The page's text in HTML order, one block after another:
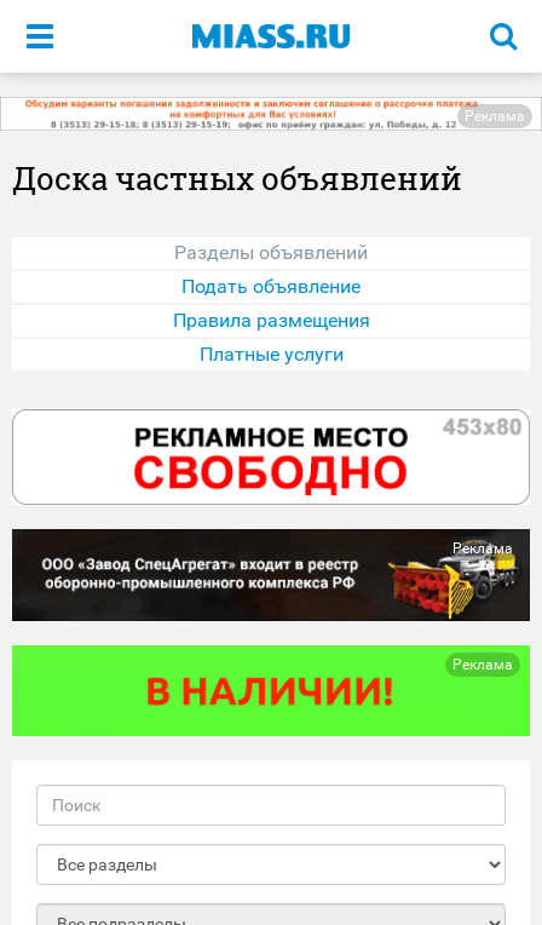
Меню
Реклама
Доска частных объявлений
Разделы объявлений
Подать объявление
Правила размещения
Платные услуги
Реклама
Реклама